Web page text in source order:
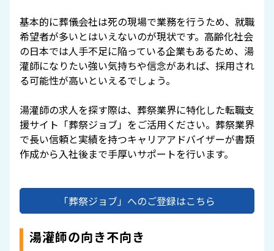
基本的に葬儀会社は死の現場で業務を行うため、就職
希望者が多いとはいえないのが現状です。高齢化社会
の日本では人手不足に陥っている企業もあるため、湯
灌師になりたい強い気持ちや信念があれば、採用され
る可能性が高いといえるでしょう。
湯灌師の求人を探す際は、葬祭業界に特化した転職支
援サイト「葬祭ジョブ」をご活用ください。葬祭業界
で長い信頼と実績を持つキャリアアドバイザーが書類
作成から入社後まで手厚いサポートを行います。
「葬祭ジョブ」へのご登録はこちら
湯灌師の向き不向き